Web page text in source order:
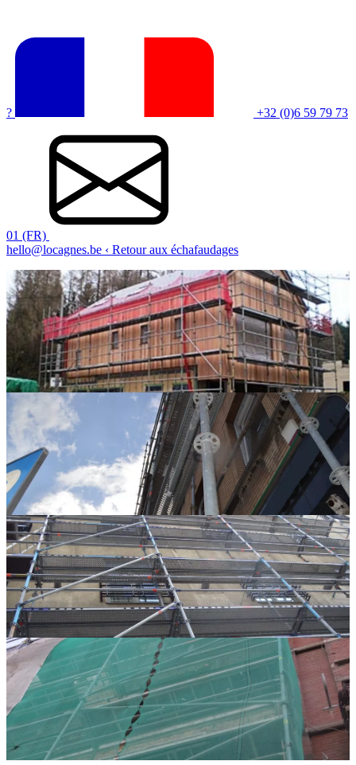
? +32 (0)6 59 79 73
01 (FR)
hello@locagnes.be ‹ Retour aux échafaudages